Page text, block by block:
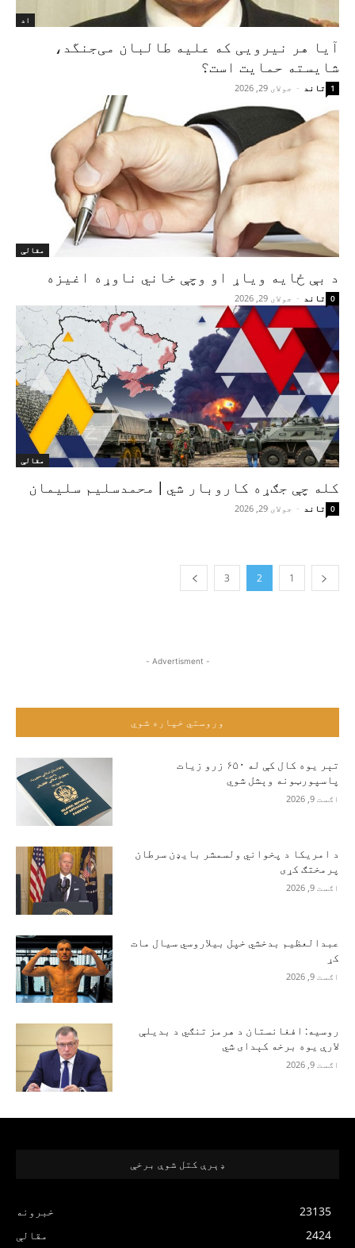
اد
آیا هر نیرویی که علیه طالبان می‌جنگد،
شایسته حمایت است؟
تاند - جولای 29, 2026 1
مقالې
د بې ځایه ویاړ او وچې خاني ناوړه اغیزه
تاند - جولای 29, 2026 0
مقالې
کله چې جګړه کاروبار شي | محمدسليم سليمان
تاند - جولای 29, 2026 0
1
2
3
- Advertisment -
وروستي خپاره شوي
تېر یوه کال کې له ۶۵۰ زرو زیات
پاسپورټونه وېشل شوي
اګست 9, 2026
د امریکا د پخواني ولسمشر بایډن سرطان
پرمختګ کړی
اګست 9, 2026
عبدالعظیم بدخشي خپل بیلاروسي سیال مات
کړ
اګست 9, 2026
روسیه: افغانستان د هرمز تنګي د بدیلې
لارې یوه برخه کېدای شي
اګست 9, 2026
ډېرې کتل شوې برخې
خبرونه
23135
مقالې
2424